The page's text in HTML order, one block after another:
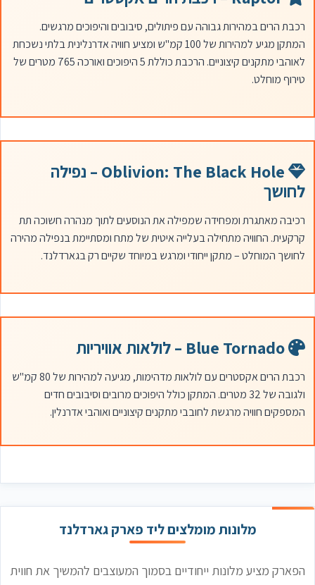
רכבת הרים במהירות גבוהה עם פיתולים, סיבובים והיפוכים מרגשים.
המתקן מגיע למהירות של 100 קמ"ש ומציע חוויה אדרנלינית בלתי נשכחת
לאוהבי מתקנים קיצוניים. הרכבת כוללת 5 היפוכים ואורכה 765 מטרים של
טירוף מוחלט.
Oblivion: The Black Hole – נפילה
לחושך
רכיבה מאתגרת ומפחידה שמפילה את הנוסעים לתוך מנהרה חשוכה תת
קרקעית. החוויה מתחילה בעלייה איטית של מתח ומסתיימת בנפילה מהירה
לחושך המוחלט – מתקן ייחודי ומרגש במיוחד שקיים רק בגארדלנד.
רכבת הרים אקסטרים עם לולאות מדהימות, מגיעה למהירות של 80 קמ"ש
ולגובה של 32 מטרים. המתקן כולל היפוכים מרובים וסיבובים חדים
המספקים חוויה מרגשת לחובבי מתקנים קיצוניים ואוהבי אדרנלין.
מלונות מומלצים ליד פארק גארדלנד
הפארק מציע מלונות ייחודיים בסמוך המעוצבים להמשיך את חווית